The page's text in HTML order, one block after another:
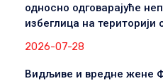
односно одговарајуће
избеглица на територији
2026-07-28
Видљиве и вредне жене